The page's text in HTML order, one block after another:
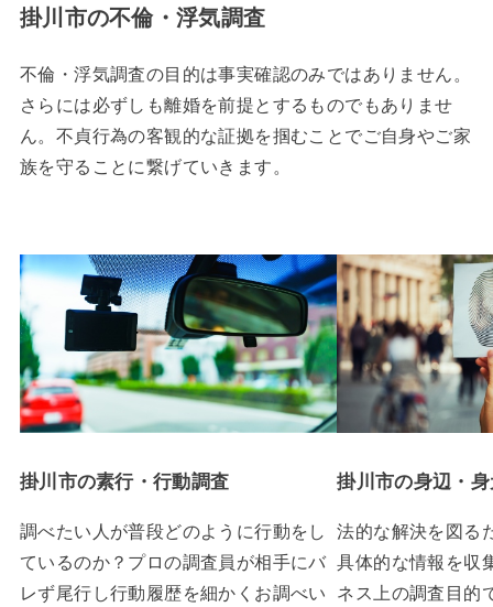
掛川市の不倫・浮気調査
不倫・浮気調査の目的は事実確認のみではありません。
さらには必ずしも離婚を前提とするものでもありませ
ん。不貞行為の客観的な証拠を掴むことでご自身やご家
族を守ることに繋げていきます。
掛川市の素行・行動調査
調べたい人が普段どのように行動をし
ているのか？プロの調査員が相手にバ
レず尾行し行動履歴を細かくお調べい
掛川市の身辺・
法的な解決を図る
具体的な情報を収
ネス上の調査目的